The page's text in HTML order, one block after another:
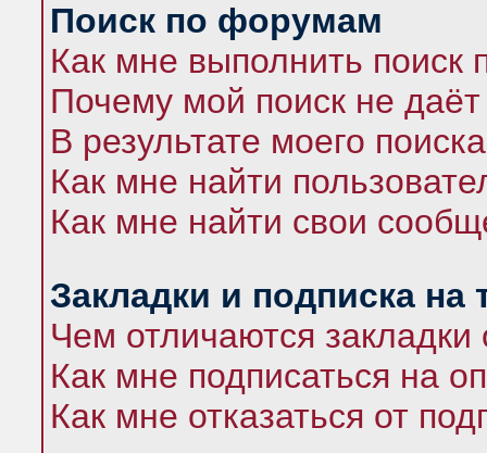
Поиск по форумам
Как мне выполнить
Почему мой поиск не даёт
В результате моего
Как мне найти
Как мне найти свои
Закладки и подписка на
Чем отличаются закладки
Как мне подписаться на
Как мне отказаться от